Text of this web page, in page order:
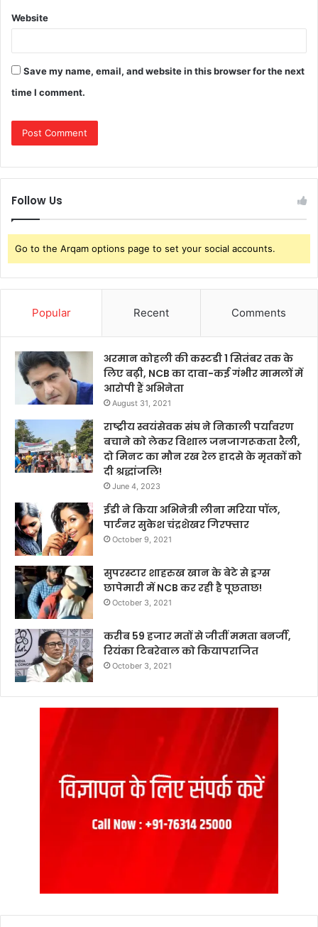
Website
Save my name, email, and website in this browser for the next
time I comment.
Follow Us
Go to the Arqam options page to set your social accounts.
Popular Recent Comments
अरमान कोहली की कस्टडी 1 सितंबर तक के
लिए बढ़ी, NCB का दावा-कई गंभीर मामलों में
आरोपी हैं अभिनेता
August 31, 2021
राष्ट्रीय स्वयंसेवक संघ ने निकाली पर्यावरण
बचाने को लेकर विशाल जनजागरूकता रैली,
दो मिनट का मौन रख रेल हादसे के मृतकों को
दी श्रद्धांजलि!
June 4, 2023
ईडी ने किया अभिनेत्री लीना मरिया पॉल,
पार्टनर सुकेश चंद्रशेखर गिरफ्तार
October 9, 2021
सुपरस्टार शाहरुख खान के बेटे से ड्रग्स
छापेमारी में NCB कर रही है पूछताछ!
October 3, 2021
करीब 59 हजार मतों से जीतीं ममता बनर्जी,
रियंका टिबरेवाल को कियापराजित
October 3, 2021